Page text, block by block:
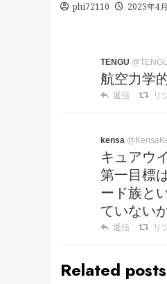
phi72110 2023年4
TENGU
航空力学
返信 リ
kensa
キュアウ
第一目標
ード族と
ていない
返信 リ
Related